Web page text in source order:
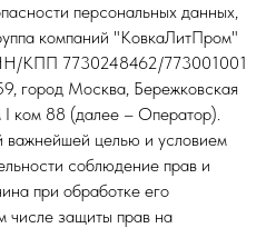
персональных данных,
компаний "КовкаЛитПром"
КПП 7730248462/773001001
город Москва, Бережковская
I ком 88 (далее – Оператор).
важнейшей целью и условием
соблюдение прав и
при обработке его
числе защиты прав на